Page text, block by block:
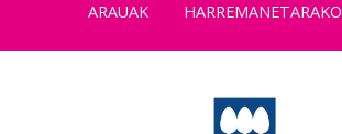
ARAUAK
HARREMANETARAKO